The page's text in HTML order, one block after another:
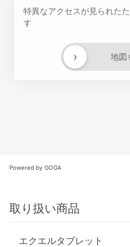
特異なアクセスが見られた
す
地図
›
Powered by GOGA
取り扱い商品
エクエルタブレット